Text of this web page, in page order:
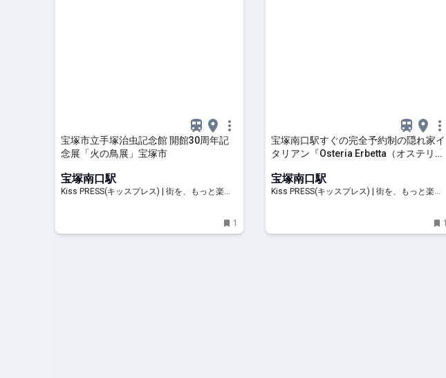
宝塚市立手塚治虫記念館 開館30周年記
念展「火の鳥展」宝塚市
宝塚南口駅
Kiss PRESS(キッスプレス) | 街を、もっと楽し
1
宝塚南口駅すぐの完全予約制の隠れ家イ
タリアン『Osteria Erbetta（オステリア
市
宝塚南口駅
Kiss PRESS(キッスプレス) | 街を、もっと楽し
1